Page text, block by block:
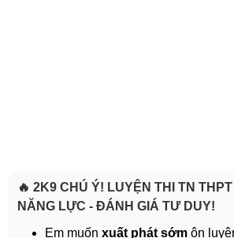
🔥 2K9 CHÚ Ý! LUYỆN THI TN
NĂNG LỰC - ĐÁNH GIÁ TƯ DUY!
Em muốn xuất phát sớm ôn